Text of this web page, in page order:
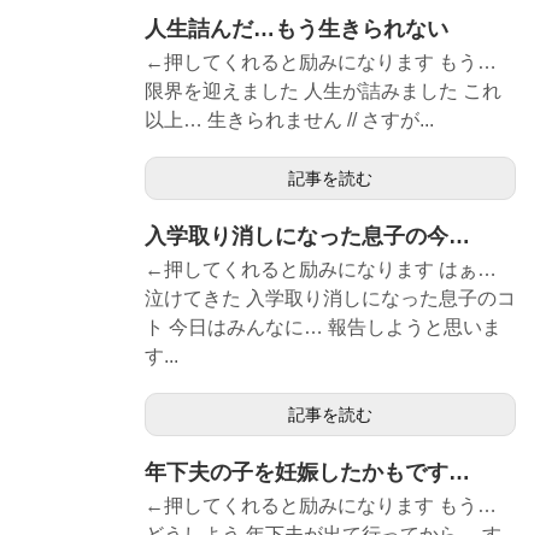
人生詰んだ…もう生きられない
←押してくれると励みになります もう…
限界を迎えました 人生が詰みました これ
以上… 生きられません // さすが...
記事を読む
入学取り消しになった息子の今…
←押してくれると励みになります はぁ…
泣けてきた 入学取り消しになった息子のコ
ト 今日はみんなに… 報告しようと思いま
す...
記事を読む
年下夫の子を妊娠したかもです…
←押してくれると励みになります もう…